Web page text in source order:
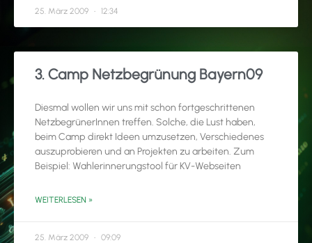
25. März 2009 12:34
3. Camp Netzbegrünung Bayern09
Diesmal wollen wir uns mit schon fortgeschrittenen
NetzbegrünerInnen treffen. Solche, die Lust haben,
beim Camp direkt Ideen umzusetzen, Verschiedenes
auszuprobieren und an Projekten zu arbeiten. Zum
Beispiel: Wahlerinnerungstool für KV-Webseiten
WEITERLESEN »
25. März 2009 09:09